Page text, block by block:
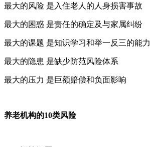
最大的风险 是入住老人的人身损害事故
最大的困惑 是责任的确定及与家属纠纷
最大的课题 是知识学习和举一反三的能力
最大的隐患 是缺少防范风险体系
最大的压力 是巨额赔偿和负面影响
养老机构的10类风险